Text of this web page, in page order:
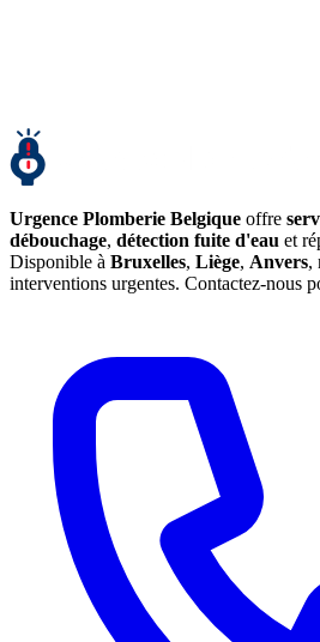
Urgence Plomberie Belgique offre
débouchage, détection fuite d'eau et
Disponible à Bruxelles, Liège, Anvers,
interventions urgentes. Contactez-nous